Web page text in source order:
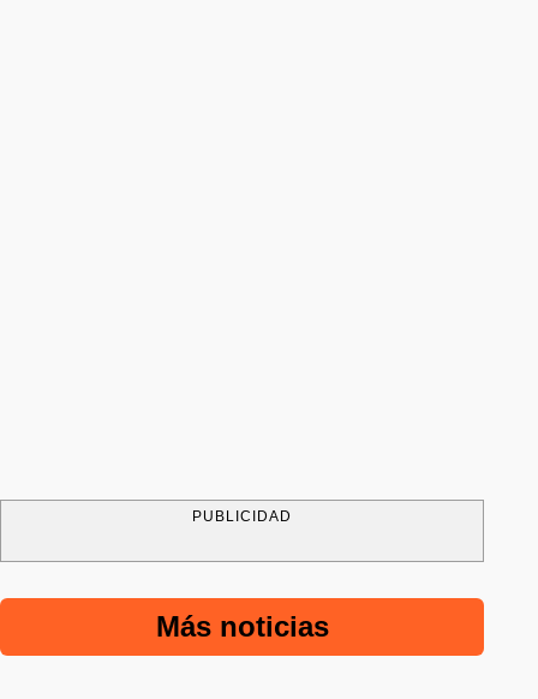
PUBLICIDAD
Más noticias